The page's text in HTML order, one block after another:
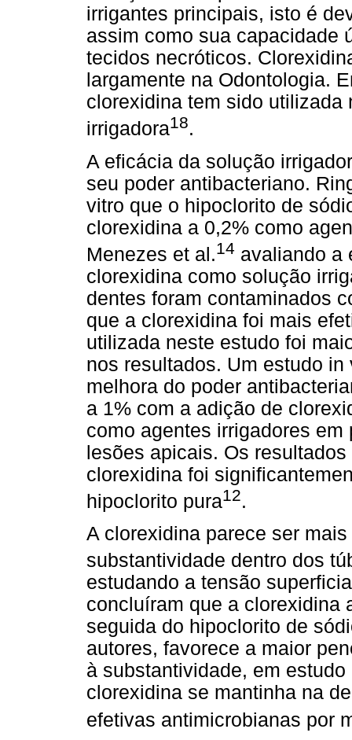
irrigantes principais, isto é
assim como sua capacidade
tecidos necróticos.
largamente na Odontologia.
clorexidina tem sido
irrigadora18.
A eficácia da solução
seu poder antibacteriano.
vitro que o hipoclorito de
clorexidina a 0,2% como
Menezes et al.14 avaliando a
clorexidina como solução
dentes foram contaminados
que a clorexidina foi mais
utilizada neste estudo foi
nos resultados. Um estudo
melhora do poder
a 1% com a adição de
como agentes irrigadores
lesões apicais. Os
clorexidina foi
hipoclorito pura12.
A clorexidina parece ser
substantividade dentro dos
estudando a tensão
concluíram que a clorexidina
seguida do hipoclorito de
autores, favorece a maior
à substantividade, em
clorexidina se mantinha na
efetivas antimicrobianas por